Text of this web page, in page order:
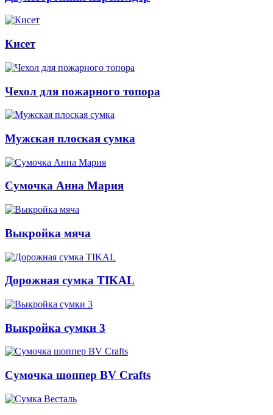
Кисет
Чехол для пожарного топора
Мужская плоская сумка
Сумочка Анна Мария
Выкройка мяча
Дорожная сумка TIKAL
Выкройка сумки 3
Сумочка шоппер BV Crafts